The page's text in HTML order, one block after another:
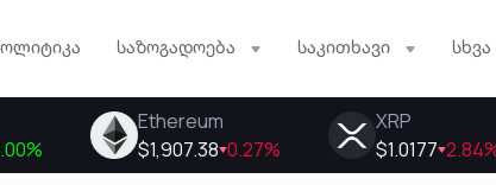
საზოგადოება საკითხავი სხვა